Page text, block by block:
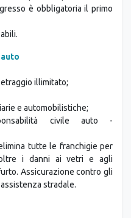
illimitato;
e automobilistiche;
civile auto -
tutte le franchigie per
i danni ai vetri e agli
Assicurazione contro gli
stradale.